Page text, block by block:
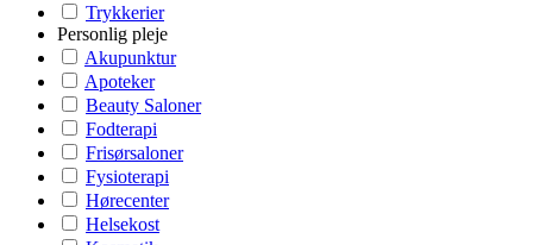
Trykkerier
Personlig pleje
Akupunktur
Apoteker
Beauty Saloner
Fodterapi
Frisørsaloner
Fysioterapi
Hørecenter
Helsekost